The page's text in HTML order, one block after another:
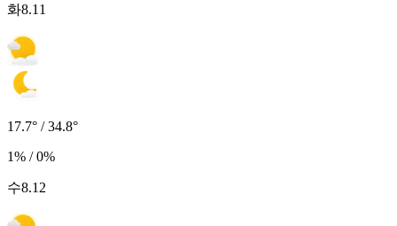
화8.11
17.7° / 34.8°
1% / 0%
수8.12